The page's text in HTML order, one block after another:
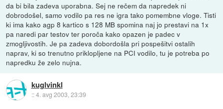
da bi bila zadeva uporabna. Sej ne rečem da napredek ni
dobrodošel, samo vodilo pa res ne igra tako pomembne vloge. Tisti
ki ima kako agp 8 kartico s 128 MB spomina naj jo prestavi na 1x
pa naredi par testov ter poroča kako opazen je padec v
zmogljivostih. Je pa zadeva dobordošla pri pospešitvi ostalih
naprav, ki so trenutno priklopljene na PCI vodilo, tu je potreba po
napredku že zelo nujna.
kuglvinkl
::4. avg 2003, 23:39